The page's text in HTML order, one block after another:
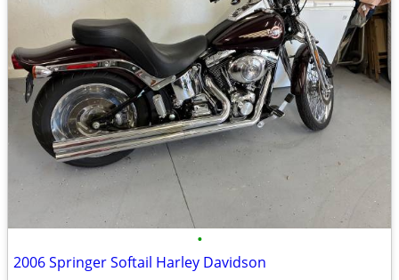
•
2006 Springer Softail Harley Davidson